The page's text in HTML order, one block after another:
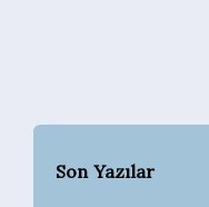
Son Yazılar